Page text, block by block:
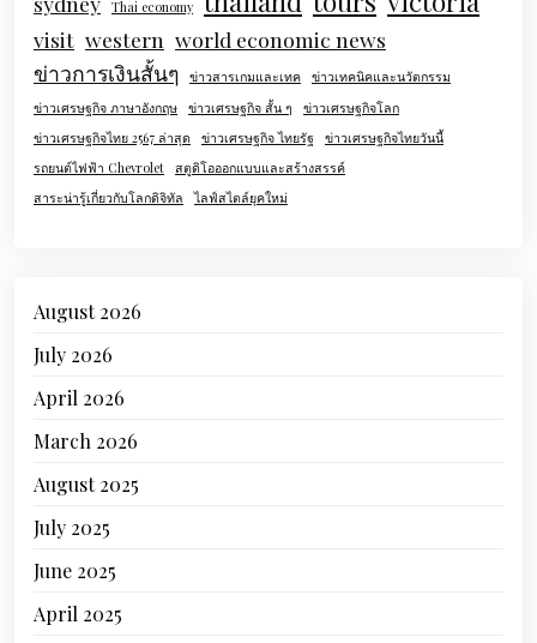
Thai economy
visit western world economic news
ข่าวการเงินสั้นๆ ข่าวสารเกมและเทค ข่าวเทคนิคและนวัตกรรม
ข่าวเศรษฐกิจ ภาษาอังกฤษ ข่าวเศรษฐกิจ สั้น ๆ
ข่าวเศรษฐกิจโลก
ข่าวเศรษฐกิจไทย 2567 ล่าสุด
ข่าวเศรษฐกิจ ไทยรัฐ ข่าวเศรษฐกิจไทยวันนี้
รถยนต์ไฟฟ้า Chevrolet สตูดิโอออกแบบและสร้างสรรค์
สาระน่ารู้เกี่ยวกับโลกดิจิทัล
ไลฟ์สไตล์ยุคใหม่
August 2026
July 2026
April 2026
March 2026
August 2025
July 2025
June 2025
April 2025